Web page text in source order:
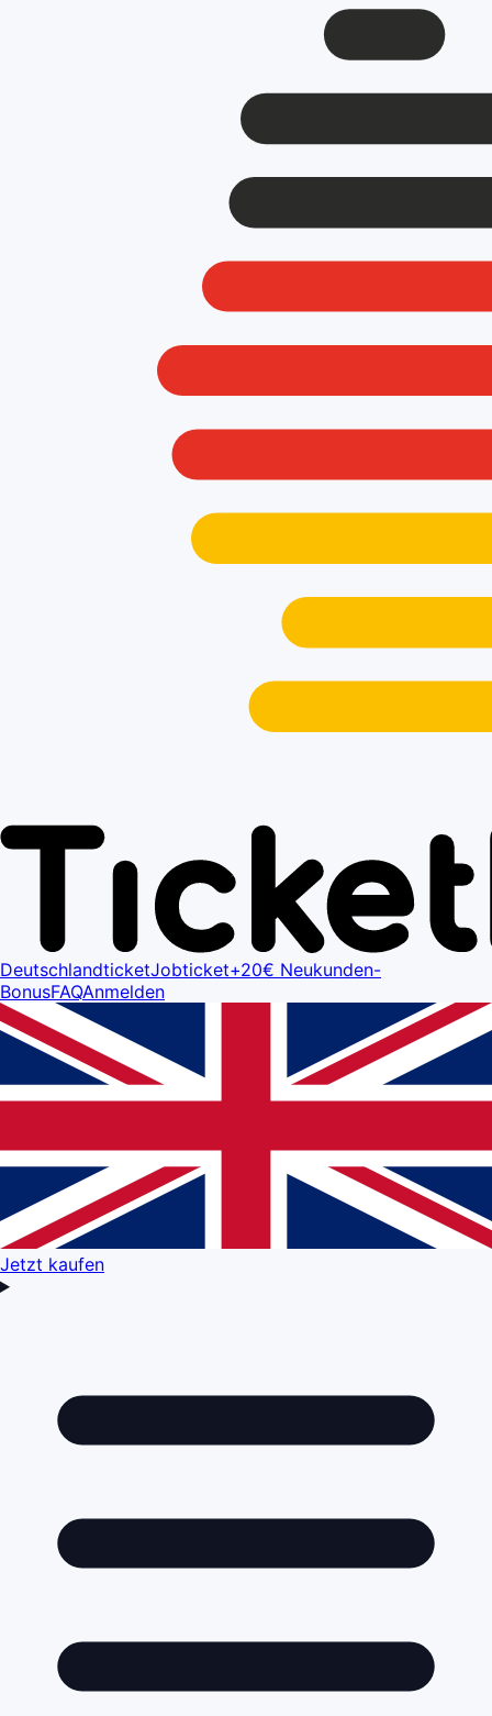
DeutschlandticketJobticket+20€ Neukunden-
BonusFAQAnmelden
Jetzt kaufen